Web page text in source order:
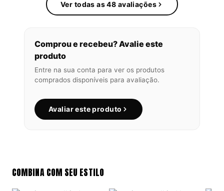
Ver todas as 48 avaliações
Comprou e recebeu? Avalie este
produto
Entre na sua conta para ver os produtos
comprados disponíveis para avaliação.
Avaliar este produto
COMBINA COM SEU ESTILO